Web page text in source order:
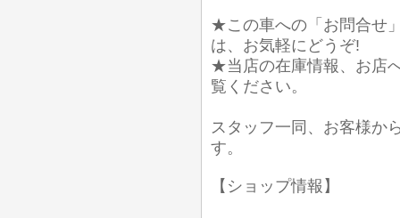
★この車への「お問合せ
は、お気軽にどうぞ!
★当店の在庫情報、お店
覧ください。
スタッフ一同、お客様か
す。
【ショップ情報】